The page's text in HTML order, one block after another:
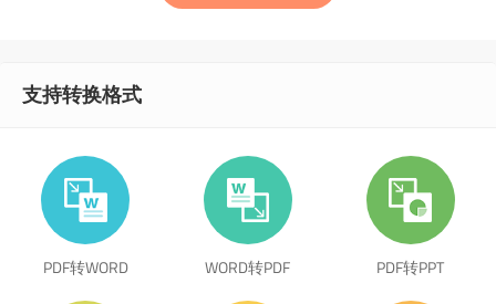
支持转换格式
PDF转WORD WORD转PDF PDF转PPT